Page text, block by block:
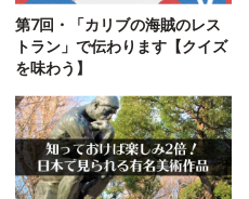
第7回・「カリブの海賊のレス
トラン」で伝わります【クイズ
を味わう】